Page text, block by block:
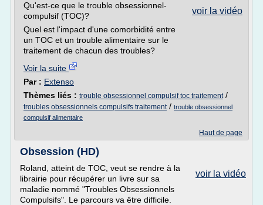
voir la vidéo
Qu'est-ce que le trouble obsessionnel-
compulsif (TOC)?
Quel est l'impact d'une comorbidité entre
un TOC et un trouble alimentaire sur le
traitement de chacun des troubles?
Voir la suite
Par : Extenso
Thèmes liés : trouble obsessionnel compulsif toc traitement/
troubles obsessionnels compulsifs traitement/ trouble obsessionnel
compulsif alimentaire
Haut de page
Obsession (HD)
voir la vidéo
Roland, atteint de TOC, veut se rendre à la
librairie pour récupérer un livre sur sa
maladie nommé "Troubles Obsessionnels
Compulsifs". Le parcours va être difficile.